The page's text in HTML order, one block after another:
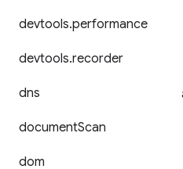
devtools.performance
devtools.recorder
dns
documentScan
dom